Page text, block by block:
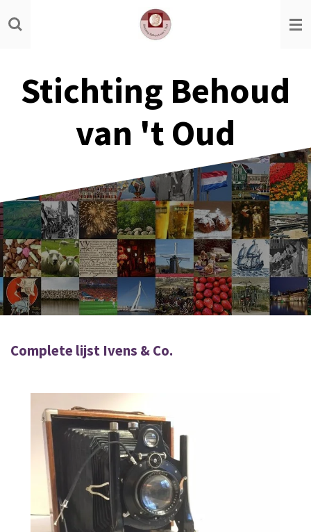
Ga
direct
hoofdinhoud
Stichting Behoud
van 't Oud
Complete lijst Ivens & Co.